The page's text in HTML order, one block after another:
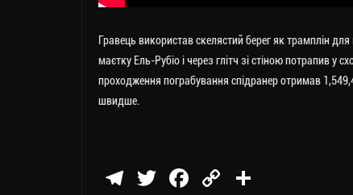
Гравець використав скелястий берег як трамплін
маєтку Ель-Рубіо і через глітч зі стіною потрапив у
проходження пограбування спідранер отримав
швидше.
Te
T
Fa
C